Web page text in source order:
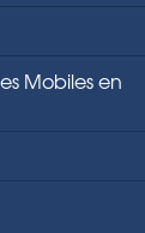
Mobiles en